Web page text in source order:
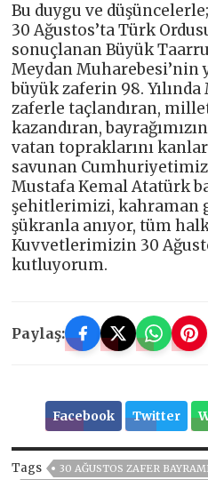
Bu duygu ve
30 Ağustos’ta Türk
sonuçlanan Büyük
Meydan Muharebesi’nin
büyük zaferin 98.
zaferle taçlandıran,
kazandıran,
vatan topraklarını
savunan
Mustafa Kemal Atatürk
şehitlerimizi, kahraman
şükranla anıyor, tüm
Kuvvetlerimizin 30
kutluyorum.
Paylaş:
Facebook Twitter
Tags 30 AĞUSTOS ZAFER